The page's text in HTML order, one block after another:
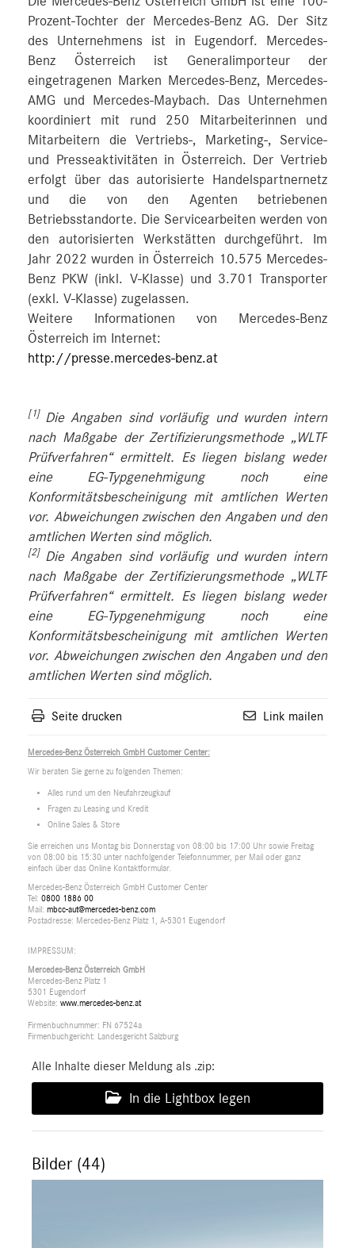
Prozent-Tochter der Mercedes-Benz AG. Der Sitz
des Unternehmens ist in Eugendorf. Mercedes-
Benz Österreich ist Generalimporteur der
eingetragenen Marken Mercedes-Benz, Mercedes-
AMG und Mercedes-Maybach. Das Unternehmen
koordiniert mit rund 250 Mitarbeiterinnen und
Mitarbeitern die Vertriebs-, Marketing-, Service-
und Presseaktivitäten in Österreich. Der Vertrieb
erfolgt über das autorisierte Handelspartnernetz
und die von den Agenten betriebenen
Betriebsstandorte. Die Servicearbeiten werden von
den autorisierten Werkstätten durchgeführt. Im
Jahr 2022 wurden in Österreich 10.575 Mercedes-
Benz PKW (inkl. V-Klasse) und 3.701 Transporter
(exkl. V-Klasse) zugelassen.
Weitere Informationen von Mercedes-Benz
Österreich im Internet:
http://presse.mercedes-benz.at
[1] Die Angaben sind vorläufig und wurden intern
nach Maßgabe der Zertifizierungsmethode „WLTP
Prüfverfahren“ ermittelt. Es liegen bislang weder
eine EG-Typgenehmigung noch eine
Konformitätsbescheinigung mit amtlichen Werten
vor. Abweichungen zwischen den Angaben und den
amtlichen Werten sind möglich.
[2] Die Angaben sind vorläufig und wurden intern
nach Maßgabe der Zertifizierungsmethode „WLTP
Prüfverfahren“ ermittelt. Es liegen bislang weder
eine EG-Typgenehmigung noch eine
Konformitätsbescheinigung mit amtlichen Werten
vor. Abweichungen zwischen den Angaben und den
amtlichen Werten sind möglich.
Seite drucken Link mailen
Mercedes-Benz Österreich GmbH Customer Center:
Wir beraten Sie gerne zu folgenden Themen:
Alles rund um den Neufahrzeugkauf
Fragen zu Leasing und Kredit
Online Sales & Store
Sie erreichen uns Montag bis Donnerstag von 08:00 bis 17:00 Uhr sowie Freitag
von 08:00 bis 15:30 unter nachfolgender Telefonnummer, per Mail oder ganz
einfach über das Online Kontaktformular.
Mercedes-Benz Österreich GmbH Customer Center
Tel: 0800 1886 00
Mail: mbcc-aut@mercedes-benz.com
Postadresse: Mercedes-Benz Platz 1, A-5301 Eugendorf
IMPRESSUM:
Mercedes-Benz Österreich GmbH
Mercedes-Benz Platz 1
5301 Eugendorf
Website: www.mercedes-benz.at
Firmenbuchnummer: FN 67524a
Firmenbuchgericht: Landesgericht Salzburg
Alle Inhalte dieser Meldung als .zip:
In die Lightbox legen
Bilder (44)